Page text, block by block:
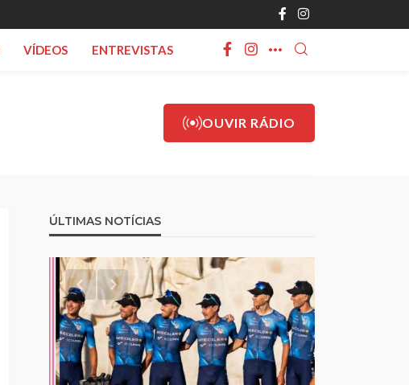
VÍDEOS ENTREVISTAS
OUVIR RÁDIO
ÚLTIMAS NOTÍCIAS